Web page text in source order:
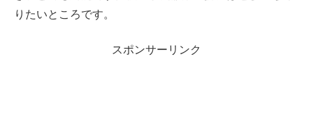
りたいところです。
スポンサーリンク